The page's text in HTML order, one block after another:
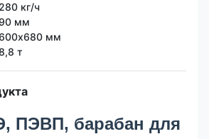
280 кг/ч
90 мм
мм
т
ПЭВП, барабан для